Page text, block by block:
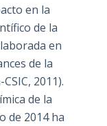
en la
de la
en
de la
2011).
de la
de 2014 ha